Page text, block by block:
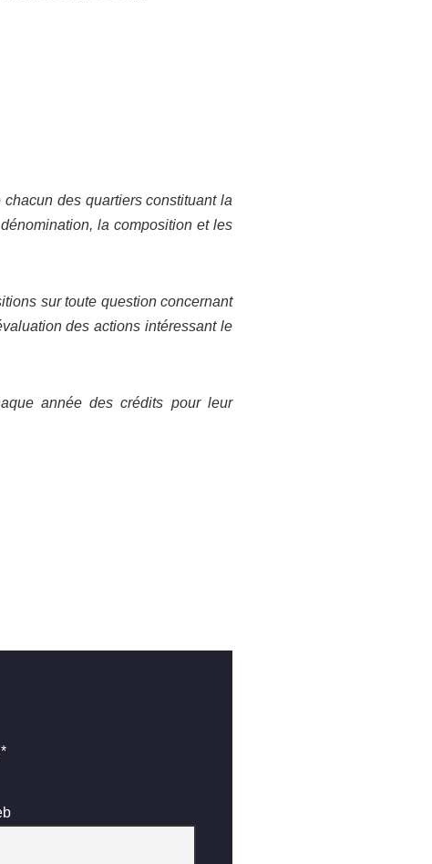
des quartiers constituant la
la composition et les
sur toute question concernant
des actions intéressant le
année des crédits pour leur
*